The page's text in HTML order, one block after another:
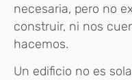
necesaria, pero no
construir, ni nos
hacemos.
Un edificio no es